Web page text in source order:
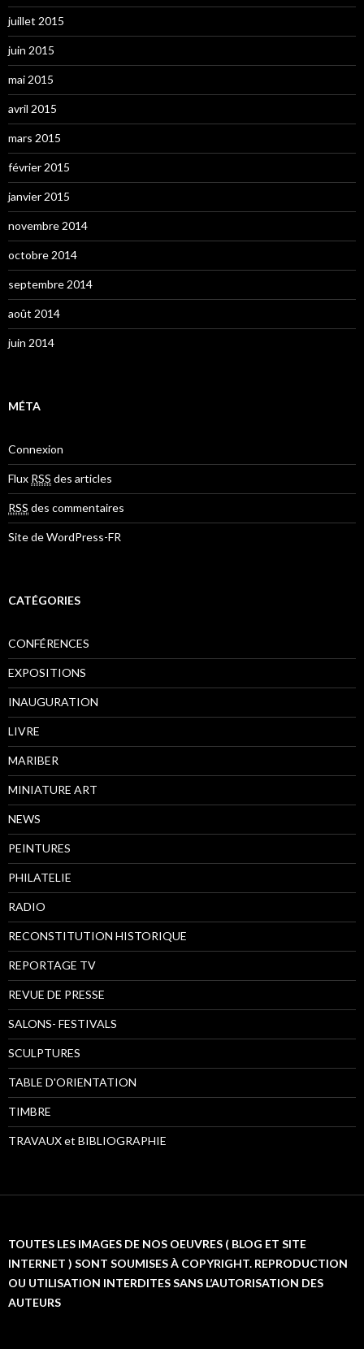
juillet 2015
juin 2015
mai 2015
avril 2015
mars 2015
février 2015
janvier 2015
novembre 2014
octobre 2014
septembre 2014
août 2014
juin 2014
MÉTA
Connexion
Flux RSS des articles
RSS des commentaires
Site de WordPress-FR
CATÉGORIES
CONFÉRENCES
EXPOSITIONS
INAUGURATION
LIVRE
MARIBER
MINIATURE ART
NEWS
PEINTURES
PHILATELIE
RADIO
RECONSTITUTION HISTORIQUE
REPORTAGE TV
REVUE DE PRESSE
SALONS- FESTIVALS
SCULPTURES
TABLE D'ORIENTATION
TIMBRE
TRAVAUX et BIBLIOGRAPHIE
TOUTES LES IMAGES DE NOS OEUVRES ( BLOG ET SITE
INTERNET ) SONT SOUMISES À COPYRIGHT. REPRODUCTION
OU UTILISATION INTERDITES SANS L’AUTORISATION DES
AUTEURS